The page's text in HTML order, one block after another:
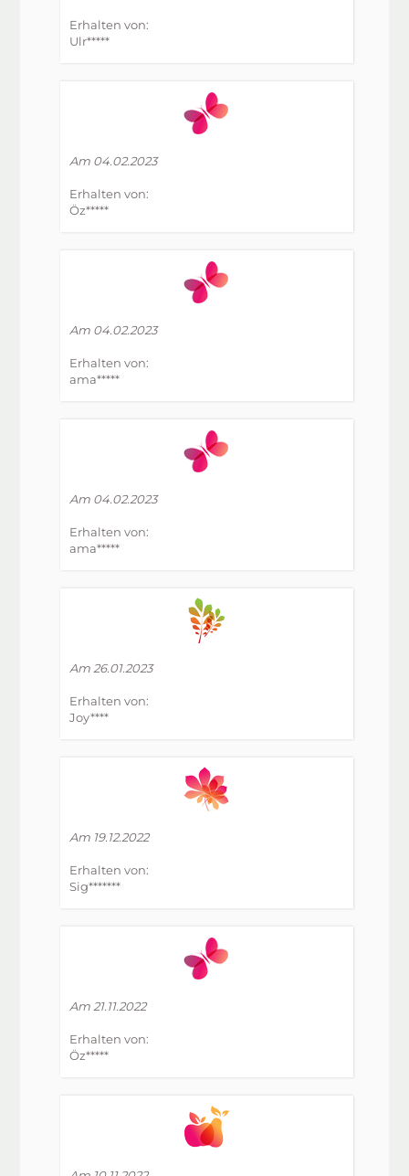
Erhalten von:
Ulr*****
Am 04.02.2023
Erhalten von:
Öz*****
Am 04.02.2023
Erhalten von:
ama*****
Am 04.02.2023
Erhalten von:
ama*****
Am 26.01.2023
Erhalten von:
Joy****
Am 19.12.2022
Erhalten von:
Sig*******
Am 21.11.2022
Erhalten von:
Öz*****